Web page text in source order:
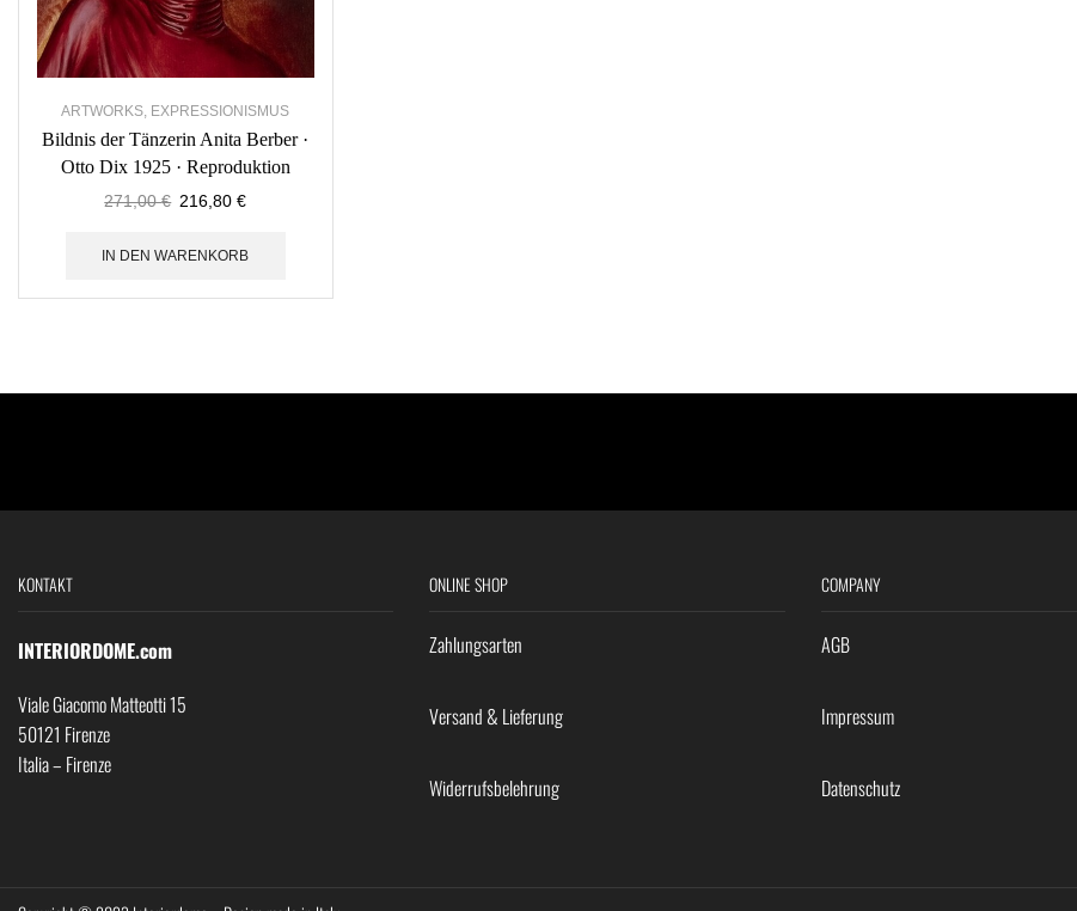
ARTWORKS, EXPRESSIONISMUS
Bildnis der Tänzerin Anita Berber ·
Otto Dix 1925 · Reproduktion
271,00€ 216,80€
IN DEN WARENKORB
KONTAKT
INTERIORDOME.com
Viale Giacomo Matteotti 15
50121 Firenze
Italia – Firenze
ONLINE SHOP
Zahlungsarten
Versand & Lieferung
Widerrufsbelehrung
COMPANY
AGB
Impressum
Datenschutz